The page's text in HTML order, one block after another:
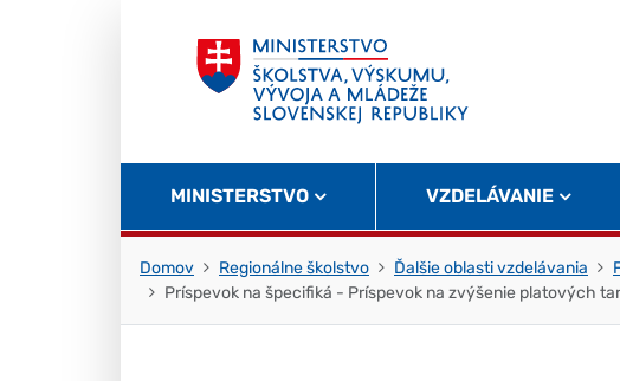
MINISTERSTVO VZDELÁVANIE
Domov Regionálne školstvo Ďalšie oblasti vzdelávania
Príspevok na špecifiká - Príspevok na zvýšenie platových